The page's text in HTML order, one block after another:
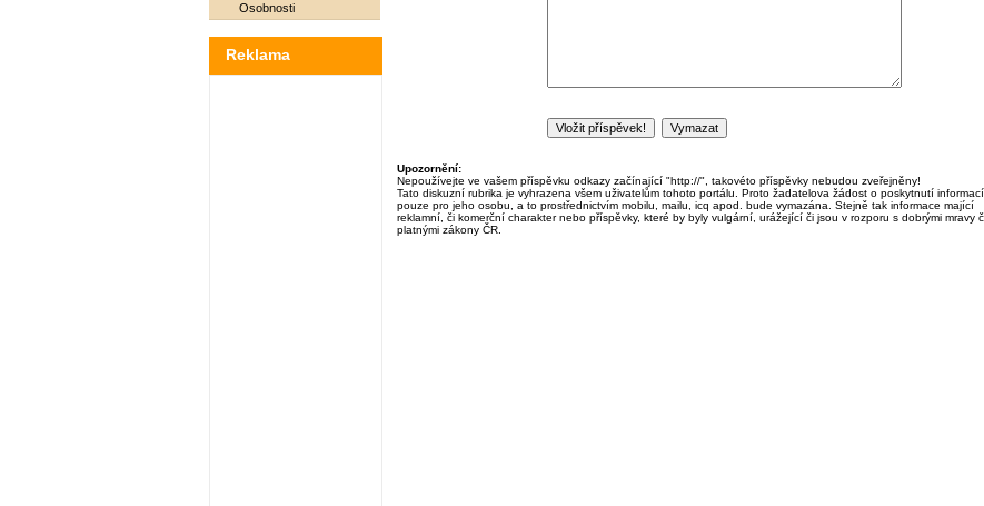
Osobnosti
Reklama
Upozornění:
Nepoužívejte ve vašem příspěvku odkazy začínající "http://", takovéto příspěvky nebudou zveřejněny!
Tato diskuzní rubrika je vyhrazena všem uživatelům tohoto portálu. Proto žadatelova žádost o poskytnutí informací
pouze pro jeho osobu, a to prostřednictvím mobilu, mailu, icq apod. bude vymazána. Stejně tak informace mající
reklamní, či komerční charakter nebo příspěvky, které by byly vulgární, urážející či jsou v rozporu s dobrými mravy
platnými zákony ČR.